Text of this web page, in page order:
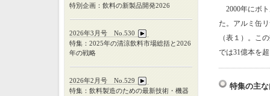
2000年にボ
た。アルミ缶
（表１）。こ
では31億本を
特集の主
特別企画：飲料の新製品開発2026
2026年3月号 No.530
特集：2025年の清涼飲料市場総括と2026
年の戦略
2026年2月号 No.529
特集：飲料製造のための最新技術・機器